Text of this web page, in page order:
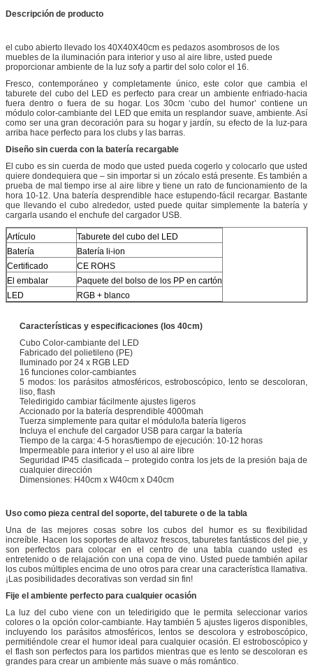
Descripción de producto
el cubo abierto llevado los 40X40X40cm es pedazos asombrosos de los
muebles de la iluminación para interior y uso al aire libre, usted puede
proporcionar ambiente de la luz sofy a partir del solo color el 16.
Fresco, contemporáneo y completamente único, este color que cambia el
taburete del cubo del LED es perfecto para crear un ambiente enfriado-hacia
fuera dentro o fuera de su hogar. Los 30cm ‘cubo del humor’ contiene un
módulo color-cambiante del LED que emita un resplandor suave, ambiente. Así
como ser una gran decoración para su hogar y jardín, su efecto de la luz-para
arriba hace perfecto para los clubs y las barras.
Diseño sin cuerda con la batería recargable
El cubo es sin cuerda de modo que usted pueda cogerlo y colocarlo que usted
quiere dondequiera que – sin importar si un zócalo está presente. Es también a
prueba de mal tiempo irse al aire libre y tiene un rato de funcionamiento de la
hora 10-12. Una batería desprendible hace estupendo-fácil recargar. Bastante
que llevando el cubo alrededor, usted puede quitar simplemente la batería y
cargarla usando el enchufe del cargador USB.
Artículo
Taburete del cubo del LED
Batería
Batería li-ion
Certificado
CE ROHS
El embalar
Paquete del bolso de los PP en cartón
LED
RGB + blanco
Características y especificaciones (los 40cm)
Cubo Color-cambiante del LED
Fabricado del polietileno (PE)
Iluminado por 24 x RGB LED
16 funciones color-cambiantes
5 modos: los parásitos atmosféricos, estroboscópico, lento se descoloran,
liso, flash
Teledirigido cambiar fácilmente ajustes ligeros
Accionado por la batería desprendible 4000mah
Tuerza simplemente para quitar el módulo/la batería ligeros
Incluya el enchufe del cargador USB para cargar la batería
Tiempo de la carga: 4-5 horas/tiempo de ejecución: 10-12 horas
Impermeable para interior y el uso al aire libre
Seguridad IP45 clasificada – protegido contra los jets de la presión baja de
cualquier dirección
Dimensiones: H40cm x W40cm x D40cm
Uso como pieza central del soporte, del taburete o de la tabla
Una de las mejores cosas sobre los cubos del humor es su flexibilidad
increíble. Hacen los soportes de altavoz frescos, taburetes fantásticos del pie, y
son perfectos para colocar en el centro de una tabla cuando usted es
entretenido o de relajación con una copa de vino. Usted puede también apilar
los cubos múltiples encima de uno otros para crear una característica llamativa.
¡Las posibilidades decorativas son verdad sin fin!
Fije el ambiente perfecto para cualquier ocasión
La luz del cubo viene con un teledirigido que le permita seleccionar varios
colores o la opción color-cambiante. Hay también 5 ajustes ligeros disponibles,
incluyendo los parásitos atmosféricos, lentos se descolora y estroboscópico,
permitiéndole crear el humor ideal para cualquier ocasión. El estroboscópico y
el flash son perfectos para los partidos mientras que es lento se descoloran es
grandes para crear un ambiente más suave o más romántico.